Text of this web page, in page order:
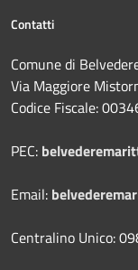
Contatti
Comune di
Via Maggiore
Codice Fiscale:
PEC:
Email:
Centralino Unico: